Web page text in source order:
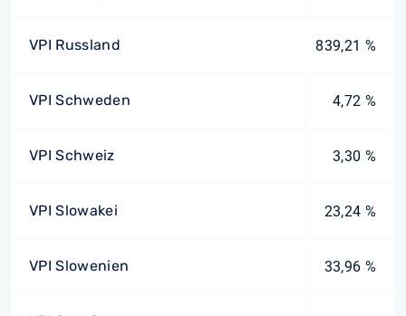
VPI Russland 839,21 %
VPI Schweden 4,72 %
VPI Schweiz 3,30 %
VPI Slowakei 23,24 %
VPI Slowenien 33,96 %